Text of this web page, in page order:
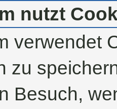
nutzt
verwendet
zu
Besuch,